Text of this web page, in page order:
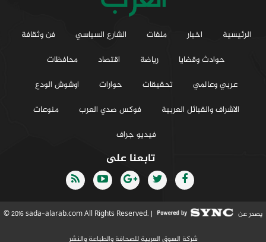
الرئيسية اخبار ملفات الشارع السياسي
فن وثقافة
حوادث وقضايا
رياضة اقتصاد
محافظات
عربي وعالمي
تحقيقات حوارات
اوشوش الودع
الاشراف والقبائل العربية
فوكس صدي العرب
منوعات
فيديو جراف
تابعنا على
© 2016 sada-alarab.com All Rights Reserved. | يصدر عن
شركة السوق العربية للصحافة والطباعة والنشر